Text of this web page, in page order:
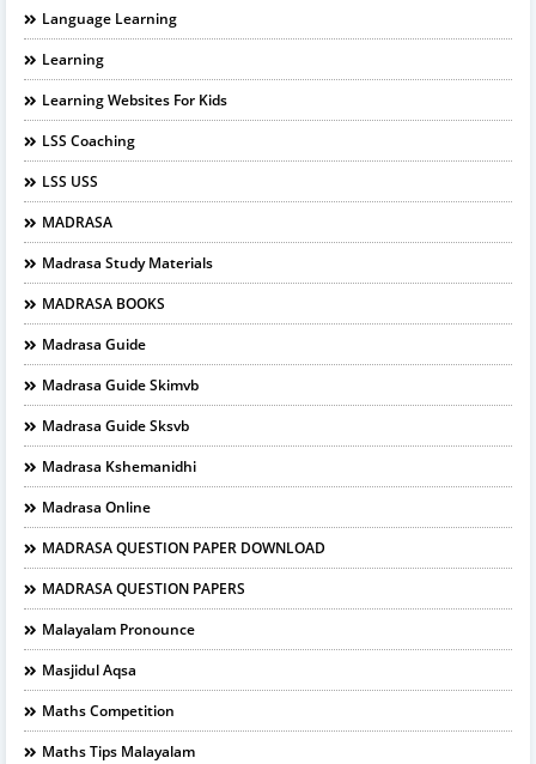
Language Learning
Learning
Learning Websites For Kids
LSS Coaching
LSS USS
MADRASA
Madrasa Study Materials
MADRASA BOOKS
Madrasa Guide
Madrasa Guide Skimvb
Madrasa Guide Sksvb
Madrasa Kshemanidhi
Madrasa Online
MADRASA QUESTION PAPER DOWNLOAD
MADRASA QUESTION PAPERS
Malayalam Pronounce
Masjidul Aqsa
Maths Competition
Maths Tips Malayalam